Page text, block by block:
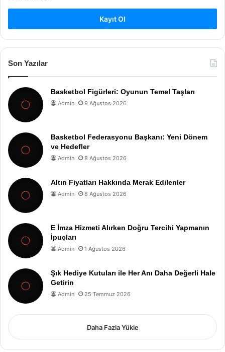
Kayıt Ol
Son Yazılar
Basketbol Figürleri: Oyunun Temel Taşları
Admin 9 Ağustos 2026
Basketbol Federasyonu Başkanı: Yeni Dönem
ve Hedefler
Admin 8 Ağustos 2026
Altın Fiyatları Hakkında Merak Edilenler
Admin 8 Ağustos 2026
E İmza Hizmeti Alırken Doğru Tercihi Yapmanın
İpuçları
Admin 1 Ağustos 2026
Şık Hediye Kutuları ile Her Anı Daha Değerli Hale
Getirin
Admin 25 Temmuz 2026
Daha Fazla Yükle